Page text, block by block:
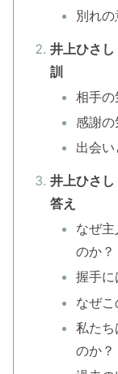
別れ
井上ひさ
訓
相手の
感謝
出会
井上ひさ
答え
なぜ
のか？
握手に
なぜ
私たち
のか？